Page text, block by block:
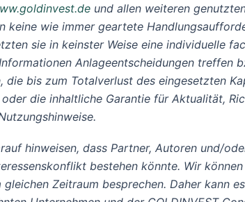
und allen weiteren
keine wie immer geartete
sie in keinster Weise eine individuelle
Anlageentscheidungen treffen
die bis zum Totalverlust des eingesetzten
die inhaltliche Garantie für Aktualität,
hinweisen, dass Partner, Autoren und/
bestehen könnte. Wir
Zeitraum besprechen. Daher kann